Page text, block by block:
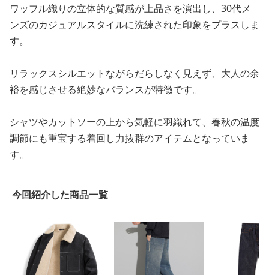
ワッフル織りの立体的な質感が上品さを演出し、30代メ
ンズのカジュアルスタイルに洗練された印象をプラスしま
す。
リラックスシルエットながらだらしなく見えず、大人の余
裕を感じさせる絶妙なバランスが特徴です。
シャツやカットソーの上から気軽に羽織れて、春秋の温度
調節にも重宝する着回し力抜群のアイテムとなっていま
す。
今回紹介した商品一覧